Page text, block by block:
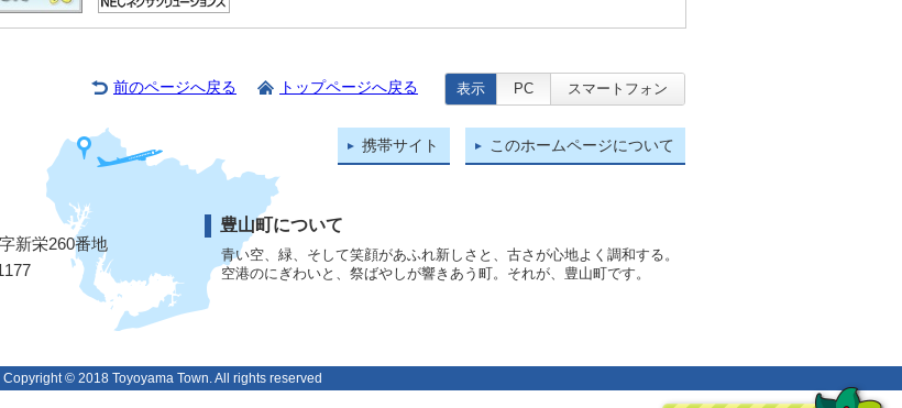
前のページへ戻る トップページへ戻る 表示 PC スマートフォン
携帯サイト このホームページについて
新栄260番地
豊山町について
青い空、緑、そして笑顔があふれ新しさと、古さが心地よく調和する。
空港のにぎわいと、祭ばやしが響きあう町。それが、豊山町です。
Copyright © 2018 Toyoyama Town. All rights reserved